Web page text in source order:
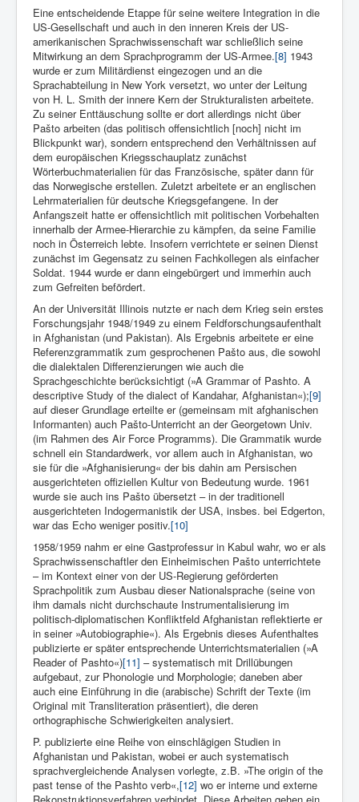
Eine entscheidende Etappe für seine weitere Integration in die
US-Gesellschaft und auch in den inneren Kreis der US-
amerikanischen Sprachwissenschaft war schließlich seine
Mitwirkung an dem Sprachprogramm der US-Armee.[8] 1943
wurde er zum Militärdienst eingezogen und an die
Sprachabteilung in New York versetzt, wo unter der Leitung
von H. L. Smith der innere Kern der Strukturalisten arbeitete.
Zu seiner Enttäuschung sollte er dort allerdings nicht über
Pašto arbeiten (das politisch offensichtlich [noch] nicht im
Blickpunkt war), sondern entsprechend den Verhältnissen auf
dem europäischen Kriegsschauplatz zunächst
Wörterbuchmaterialien für das Französische, später dann für
das Norwegische erstellen. Zuletzt arbeitete er an englischen
Lehrmaterialien für deutsche Kriegsgefangene. In der
Anfangszeit hatte er offensichtlich mit politischen Vorbehalten
innerhalb der Armee-Hierarchie zu kämpfen, da seine Familie
noch in Österreich lebte. Insofern verrichtete er seinen Dienst
zunächst im Gegensatz zu seinen Fachkollegen als einfacher
Soldat. 1944 wurde er dann eingebürgert und immerhin auch
zum Gefreiten befördert.
An der Universität Illinois nutzte er nach dem Krieg sein erstes
Forschungsjahr 1948/1949 zu einem Feldforschungsaufenthalt
in Afghanistan (und Pakistan). Als Ergebnis arbeitete er eine
Referenzgrammatik zum gespro­chenen Pašto aus, die sowohl
die dialektalen Differenzierungen wie auch die
Sprachgeschichte berücksichtigt (»A Grammar of Pashto. A
descriptive Study of the dialect of Kandahar, Afghanistan«);[9]
auf dieser Grundlage erteilte er (gemeinsam mit afgha­nischen
Informanten) auch Pašto-Unterricht an der Georgetown Univ.
(im Rahmen des Air Force Programms). Die Grammatik wurde
schnell ein Standardwerk, vor allem auch in Afghanistan, wo
sie für die »Afghanisierung« der bis dahin am Persischen
ausgerichteten offiziellen Kultur von Bedeutung wurde. 1961
wurde sie auch ins Pašto übersetzt – in der traditionell
ausgerichteten Indogermanistik der USA, insbes. bei Edgerton,
war das Echo weniger positiv.[10]
1958/1959 nahm er eine Gastprofessur in Kabul wahr, wo er als
Sprachwissenschaftler den Einheimischen Pašto unterrichtete
– im Kontext einer von der US-Regierung geförderten
Sprachpolitik zum Ausbau dieser Nationalsprache (seine von
ihm damals nicht durchschaute Instrumentalisierung im
politisch-diplomatischen Konfliktfeld Afghanistan reflektierte er
in seiner »Autobiographie«). Als Ergeb­nis dieses Aufenthaltes
publizierte er später entsprechende Unterrichtsmaterialien (»A
Reader of Pashto«)[11] – systematisch mit Drillübungen
aufgebaut, zur Phonologie und Morphologie; daneben aber
auch eine Einführung in die (arabische) Schrift der Texte (im
Original mit Transliteration präsentiert), die deren
orthographische Schwierigkeiten analysiert.
P. publizierte eine Reihe von einschlägigen Studien in
Afghanistan und Pakistan, wobei er auch systematisch
sprachvergleichende Analysen vorlegte, z.B. »The origin of the
past tense of the Pashto verb«,[12] wo er interne und externe